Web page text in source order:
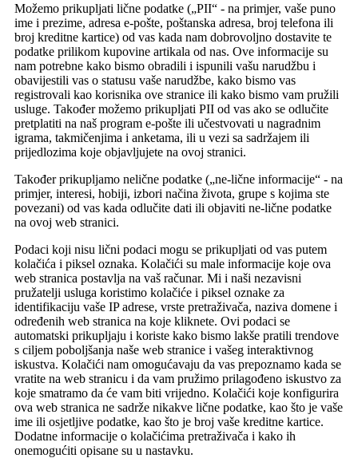
Možemo prikupljati lične podatke („PII“ - na primjer, vaše puno
ime i prezime, adresa e-pošte, poštanska adresa, broj telefona ili
broj kreditne kartice) od vas kada nam dobrovoljno dostavite te
podatke prilikom kupovine artikala od nas. Ove informacije su
nam potrebne kako bismo obradili i ispunili vašu narudžbu i
obavijestili vas o statusu vaše narudžbe, kako bismo vas
registrovali kao korisnika ove stranice ili kako bismo vam pružili
usluge. Također možemo prikupljati PII od vas ako se odlučite
pretplatiti na naš program e-pošte ili učestvovati u nagradnim
igrama, takmičenjima i anketama, ili u vezi sa sadržajem ili
prijedlozima koje objavljujete na ovoj stranici.
Također prikupljamo nelične podatke („ne-lične informacije“ - na
primjer, interesi, hobiji, izbori načina života, grupe s kojima ste
povezani) od vas kada odlučite dati ili objaviti ne-lične podatke
na ovoj web stranici.
Podaci koji nisu lični podaci mogu se prikupljati od vas putem
kolačića i piksel oznaka. Kolačići su male informacije koje ova
web stranica postavlja na vaš računar. Mi i naši nezavisni
pružatelji usluga koristimo kolačiće i piksel oznake za
identifikaciju vaše IP adrese, vrste pretraživača, naziva domene i
određenih web stranica na koje kliknete. Ovi podaci se
automatski prikupljaju i koriste kako bismo lakše pratili trendove
s ciljem poboljšanja naše web stranice i vašeg interaktivnog
iskustva. Kolačići nam omogućavaju da vas prepoznamo kada se
vratite na web stranicu i da vam pružimo prilagođeno iskustvo za
koje smatramo da će vam biti vrijedno. Kolačići koje konfigurira
ova web stranica ne sadrže nikakve lične podatke, kao što je vaše
ime ili osjetljive podatke, kao što je broj vaše kreditne kartice.
Dodatne informacije o kolačićima pretraživača i kako ih
onemogućiti opisane su u nastavku.